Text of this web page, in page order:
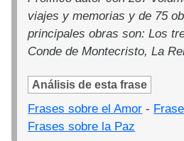
viajes y memorias y de 75
principales obras son: Los
Conde de Montecristo, La
Análisis de esta frase
Frases sobre el Amor -
Frases sobre la Paz